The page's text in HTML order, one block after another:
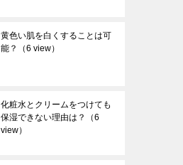
黄色い肌を白くすることは可
能？
（6 view）
化粧水とクリームをつけても
保湿できない理由は？
（6
view）